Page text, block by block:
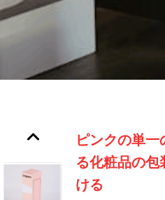
ピンクの単
る化粧品の包
ける